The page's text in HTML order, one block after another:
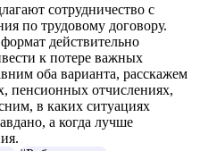
сотрудничество с
по трудовому договору.
действительно
к потере важных
оба варианта, расскажем
пенсионных отчислениях,
в каких ситуациях
а когда лучше